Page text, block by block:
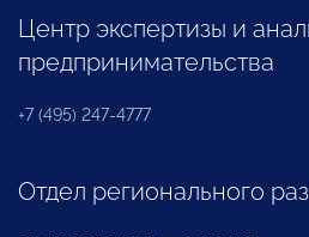
Центр экспертизы и
предпринимательства
+7 (495) 247-4777
Отдел регионального